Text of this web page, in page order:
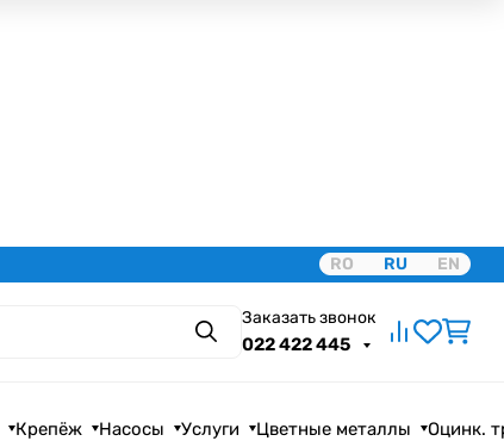
RO RU EN
Поиск
Заказать звонок
022 422 445
Крепёж Насосы Услуги Цветные металлы Оцинк.